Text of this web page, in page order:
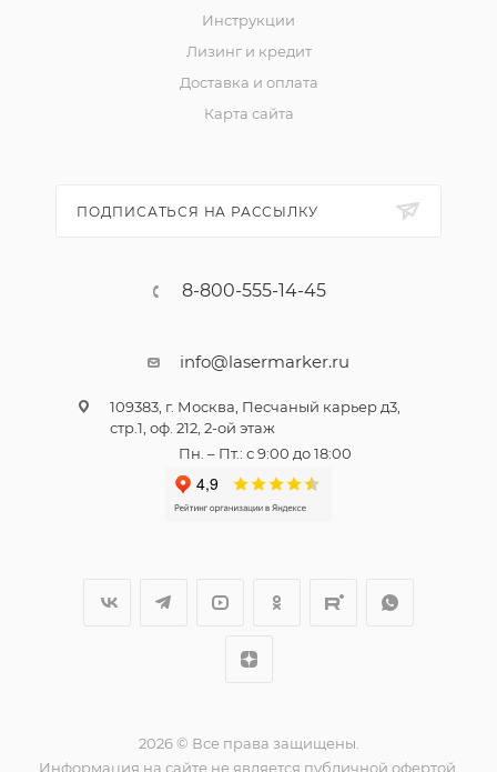
Инструкции
Лизинг и кредит
Доставка и оплата
Карта сайта
ПОДПИСАТЬСЯ НА РАССЫЛКУ
8-800-555-14-45
info@lasermarker.ru
109383, г. Москва, Песчаный карьер д3,
стр.1, оф. 212, 2-ой этаж
Пн. – Пт.: с 9:00 до 18:00
2026 © Все права защищены.
Информация на сайте не является публичной офертой.